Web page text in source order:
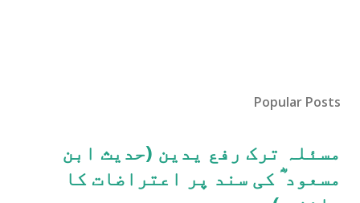
Popular Posts
مسئلہ ترک رفع یدین (حدیث ابن
مسعود ؓ کی سند پر اعتراضات کا